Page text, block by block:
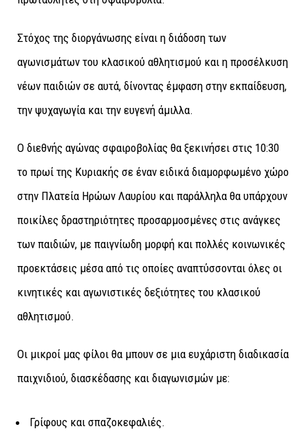
Στόχος της διοργάνωσης είναι η διάδοση των
αγωνισμάτων του κλασικού αθλητισμού και η προσέλκυση
νέων παιδιών σε αυτά, δίνοντας έμφαση στην εκπαίδευση,
την ψυχαγωγία και την ευγενή άμιλλα.
Ο διεθνής αγώνας σφαιροβολίας θα ξεκινήσει στις 10:30
το πρωί της Κυριακής σε έναν ειδικά διαμορφωμένο χώρο
στην Πλατεία Ηρώων Λαυρίου και παράλληλα θα υπάρχουν
ποικίλες δραστηριότητες προσαρμοσμένες στις ανάγκες
των παιδιών, με παιγνίωδη μορφή και πολλές κοινωνικές
προεκτάσεις μέσα από τις οποίες αναπτύσσονται όλες οι
κινητικές και αγωνιστικές δεξιότητες του κλασικού
αθλητισμού.
Οι μικροί μας φίλοι θα μπουν σε μια ευχάριστη διαδικασία
παιχνιδιού, διασκέδασης και διαγωνισμών με:
Γρίφους και σπαζοκεφαλιές.